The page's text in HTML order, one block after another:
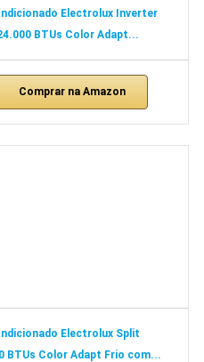
Electrolux Inverter
BTUs Color Adapt...
Comprar na Amazon
Electrolux Split
BTUs Color Adapt Frio com...